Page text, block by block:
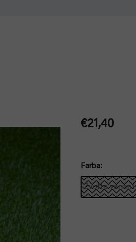
€21,40
Farba